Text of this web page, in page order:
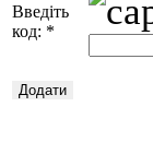
Введіть
код: *